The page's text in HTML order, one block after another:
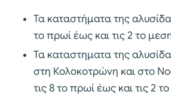
Τα καταστήματα της
το πρωί έως και τις 2 το
Τα καταστηματα της
στη Κολοκοτρώνη και στο
τις 8 το πρωί έως και τις 2